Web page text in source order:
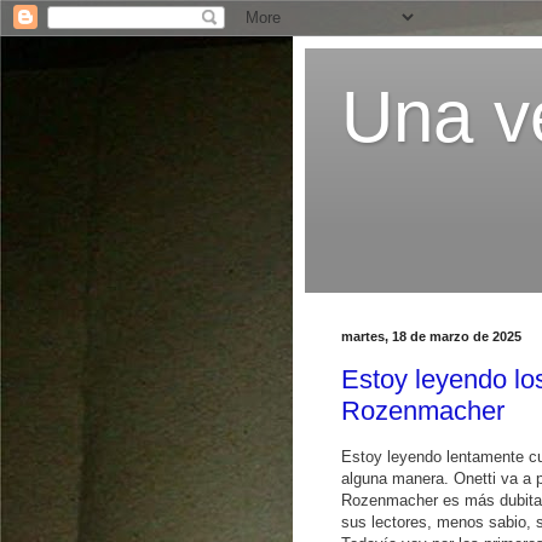
Una
martes, 18 de marzo de 2025
Estoy leyendo
Rozenmacher
Estoy leyendo lentamente
alguna manera. Onetti va a
Rozenmacher es más
sus lectores, menos sabio,